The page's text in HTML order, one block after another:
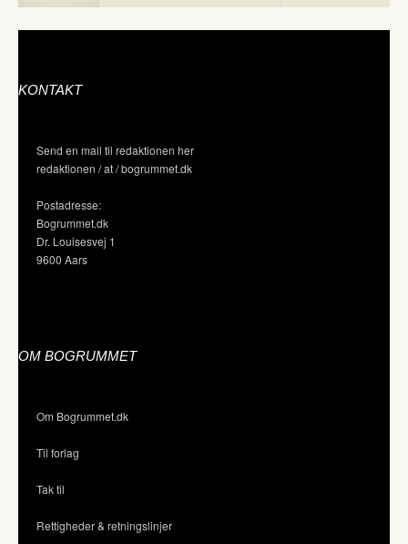
KONTAKT
Send en mail til redaktionen her
redaktionen / at / bogrummet.dk
Postadresse:
Bogrummet.dk
Dr. Louisesvej 1
9600 Aars
OM BOGRUMMET
Om Bogrummet.dk
Til forlag
Tak til
Rettigheder & retningslinjer